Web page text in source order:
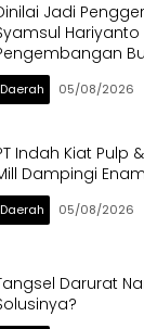
Jadi
Serpong
Daerah 05/08/2026
Indah Kiat Pulp
Dampingi
Daerah 05/08/2026
Darurat